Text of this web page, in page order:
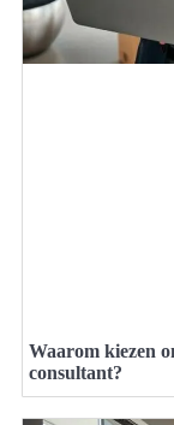
Waarom kiezen
consultant?